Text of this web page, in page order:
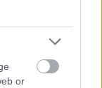
or
a napenergia
ráadásul, a
lesz a
a kőszéné, ami